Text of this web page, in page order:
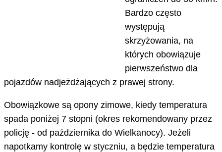
Bardzo często
występują
skrzyżowania, na
których obowiązuje
pierwszeństwo dla
pojazdów nadjeżdżających z prawej strony.
Obowiązkowe są opony zimowe, kiedy temperatura
spada poniżej 7 stopni (okres rekomendowany przez
policję - od października do Wielkanocy). Jeżeli
napotkamy kontrolę w styczniu, a będzie temperatura